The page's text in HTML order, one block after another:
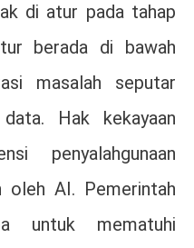
di atur pada tahap
berada di bawah
masalah seputar
Hak kekayaan
penyalahgunaan
oleh AI. Pemerintah
untuk mematuhi